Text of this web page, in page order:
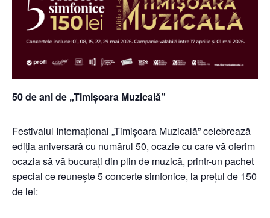
50 de ani de „Timișoara Muzicală”
Festivalul Internațional „Timișoara Muzicală” celebrează
ediția aniversară cu numărul 50, ocazie cu care vă oferim
ocazia să vă bucurați din plin de muzică, printr-un pachet
special ce reunește 5 concerte simfonice, la prețul de 150
de lei: